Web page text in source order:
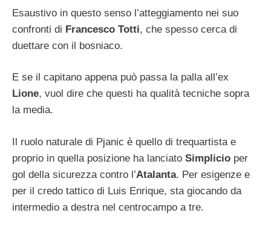
Esaustivo in questo senso l’atteggiamento nei suo
confronti di Francesco Totti, che spesso cerca di
duettare con il bosniaco.
E se il capitano appena può passa la palla all’ex
Lione, vuol dire che questi ha qualità tecniche sopra
la media.
Il ruolo naturale di Pjanic è quello di trequartista e
proprio in quella posizione ha lanciato Simplicio per
gol della sicurezza contro l’Atalanta. Per esigenze e
per il credo tattico di Luis Enrique, sta giocando da
intermedio a destra nel centrocampo a tre.